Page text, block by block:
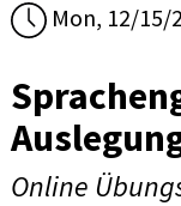
Mon, 12/15/
Online